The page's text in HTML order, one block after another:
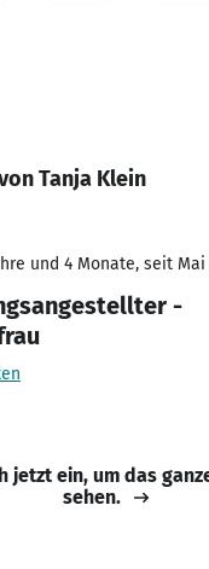
Tanja Klein
und 4 Monate, seit Mai
-
jetzt ein, um das
sehen.